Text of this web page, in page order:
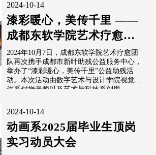
2024-10-14
漆彩暖心，美传千里 ——
成都东软学院艺术疗愈团
队公益活动第四期
2024年10月7日，成都东软学院艺术疗愈团
队再次携手成都市新叶助残公益服务中心，
举办了“漆彩暖心，美传千里”公益助残活
动。本次活动由数字艺术与设计学院视觉传
达系付娆老师以及艺术与科技系刘思...
2024-10-14
动画系2025届毕业生顶岗
实习动员大会